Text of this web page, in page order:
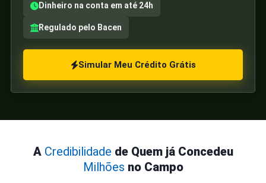
Dinheiro na conta em até 24h
Regulado pelo Bacen
Simular Meu Crédito Grátis
A Credibilidade de Quem já Concedeu
Milhões no Campo